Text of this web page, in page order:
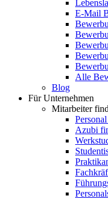
E-Mail
Alle
Blog
Für Unternehmen
Mitarbeiter
Azubi